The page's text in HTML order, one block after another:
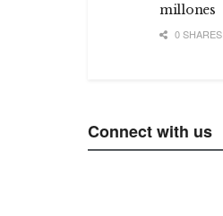
millones
0 SHARES
Connect with us